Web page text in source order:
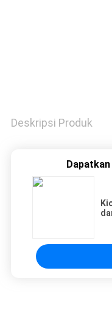
Deskripsi Produk